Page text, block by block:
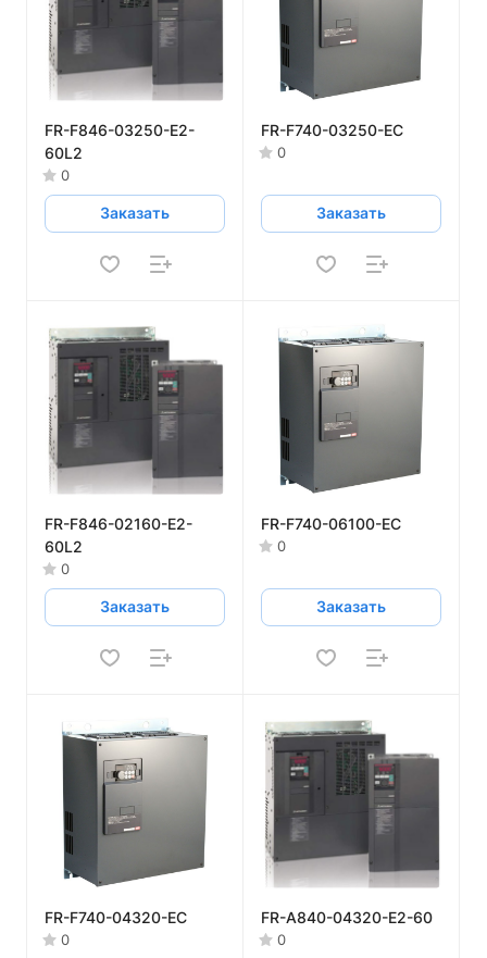
FR-F846-03250-E2-
60L2
0
Заказать
FR-F740-03250-EC
0
Заказать
FR-F846-02160-E2-
60L2
0
Заказать
FR-F740-06100-EC
0
Заказать
FR-F740-04320-EC
0
FR-A840-04320-E2-60
0